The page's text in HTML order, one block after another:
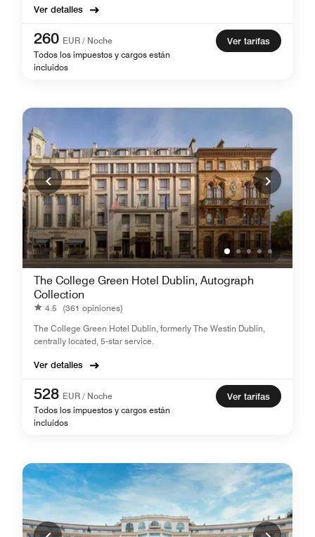
Ver detalles
260 EUR / Noche
Todos los impuestos y cargos están
incluidos
Ver tarifas
The College Green Hotel Dublin, Autograph
Collection
4.5
(361 opiniones)
The College Green Hotel Dublin, formerly The Westin Dublin,
centrally located, 5-star service.
Ver detalles
528 EUR / Noche
Todos los impuestos y cargos están
incluidos
Ver tarifas